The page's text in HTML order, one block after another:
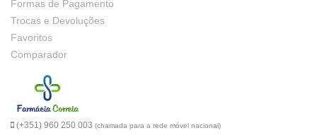
Formas de Pagamento
Trocas e Devoluções
Favoritos
Comparador
(+351) 960 250 003 (chamada para a rede móvel nacional)